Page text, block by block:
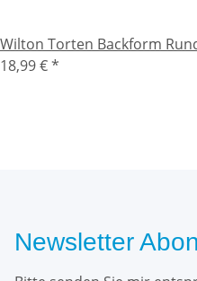
Wilton Torten Backform
18,99 €*
Newsletter